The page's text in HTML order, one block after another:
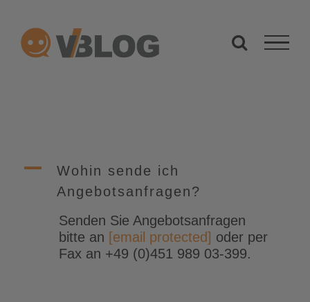
springen
A
Wohin sende ich
Angebotsanfragen?
Senden Sie Angebotsanfragen
bitte an [email protected] oder per
Fax an +49 (0)451 989 03-399.